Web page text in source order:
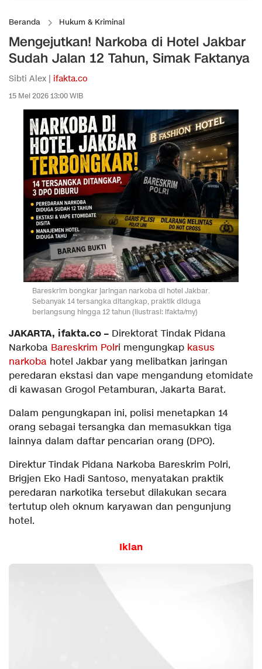
Beranda Hukum & Kriminal
Mengejutkan! Narkoba di Hotel Jakbar
Sudah Jalan 12 Tahun, Simak Faktanya
Sibti Alex | ifakta.co
15 Mei 2026 13:00 WIB
Bareskrim bongkar jaringan narkoba di hotel Jakbar.
Sebanyak 14 tersangka ditangkap, praktik diduga
berlangsung hingga 12 tahun (ilustrasi: ifakta/my)
JAKARTA, ifakta.co – Direktorat Tindak Pidana
Narkoba Bareskrim Polri mengungkap kasus
narkoba hotel Jakbar yang melibatkan jaringan
peredaran ekstasi dan vape mengandung etomidate
di kawasan Grogol Petamburan, Jakarta Barat.
Dalam pengungkapan ini, polisi menetapkan 14
orang sebagai tersangka dan memasukkan tiga
lainnya dalam daftar pencarian orang (DPO).
Direktur Tindak Pidana Narkoba Bareskrim Polri,
Brigjen Eko Hadi Santoso, menyatakan praktik
peredaran narkotika tersebut dilakukan secara
tertutup oleh oknum karyawan dan pengunjung
hotel.
Iklan